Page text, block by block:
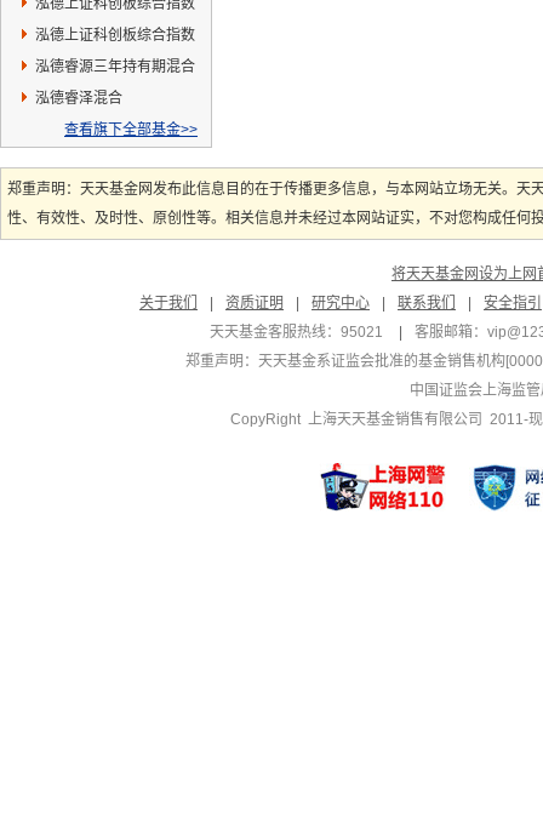
C
泓德上证科创板综合指数
增强C
泓德上证科创板综合指数
增强A
泓德睿源三年持有期混合
泓德睿泽混合
查看旗下全部基金>>
郑重声明：天天基金网发布此信息目的在于传播更多信息，与本网站立场无关。
性、有效性、及时性、原创性等。相关信息并未经过本网站证实，不对您构成任
将天天基金网设为上网
关于我们
资质证明 研究中心 联系我们
安全指引
天天基金客服热线：95021
客服邮箱：
郑重声明：天天基金系证监会批准的基金销售机构
中国证监会上海监
CopyRight 上海天天基金销售有限公司 2011-